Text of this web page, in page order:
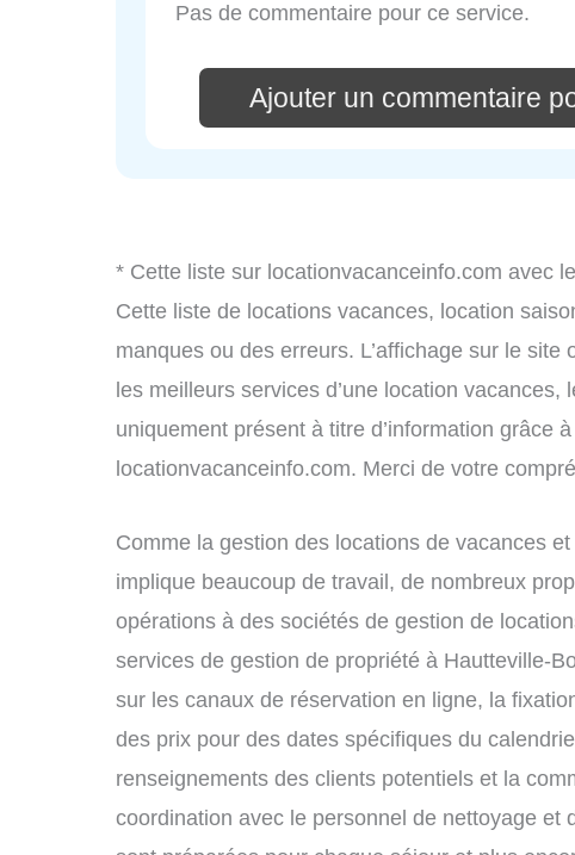
Pas de commentaire pour ce service.
Ajouter un commentaire
* Cette liste sur locationvacanceinfo.com avec
Cette liste de locations vacances, location
manques ou des erreurs. L’affichage sur le
les meilleurs services d’une location
uniquement présent à titre d’information grâce
locationvacanceinfo.com. Merci de votre
Comme la gestion des locations de vacances
implique beaucoup de travail, de nombreux
opérations à des sociétés de gestion de
services de gestion de propriété à Hautteville-
sur les canaux de réservation en ligne, la
des prix pour des dates spécifiques du
renseignements des clients potentiels et la
coordination avec le personnel de nettoyage et